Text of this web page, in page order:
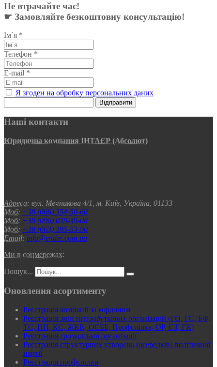
Не втрачайте час!
☛ Замовляйте безкоштовну консультацію!
Ім`я *
Телефон *
E-mail *
Я згоден на обробку персональних даних
Відправити
Наші контакти
Юридична компания ІНТАЄР (Абсолют)
Адреса: вул. Мечникова 4/1, м. Київ, Україна, 01133
Моб: +38 (066) 354-50-60
Моб: +38 (096) 039-39-08
Моб: +38 (063) 395-53-90
Email: info@entire.com.ua
Ми в соцмережах:
Пошук...
Оновлення асортименту
Реєстрація компанії за кордоном
Реєстрація змін неприбуткових організацій (ГО, ГС, БФ,
ТС, ПП, КС, ЖКК, ОСББ, Профспілка, ОР, СТ, ГК)
Реєстрація громадської організації
Реєстрація структурних утворень (осередків) політичної
партії
Реєстрація профспілки